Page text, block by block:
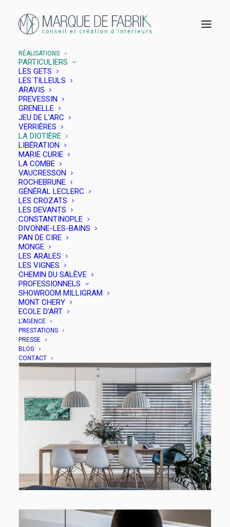
RÉALISATIONS
PARTICULIERS
LES GETS
LES TILLEULS
ARAVIS
PREVESSIN
GRENELLE
JEU DE L’ARC
VERRIÈRES
LA DIOTIÈRE
LIBÉRATION
MARIE CURIE
LA COMBE
VAUCRESSON
ROCHEBRUNE
GÉNÉRAL LECLERC
LES CROZATS
LES DEVANTS
CONSTANTINOPLE
DIVONNE-LES-BAINS
PAN DE CIRE
MONGE
LES ARALES
LES VIGNES
CHEMIN DU SALÈVE
PROFESSIONNELS
SHOWROOM MILLIGRAM
MONT CHERY
ECOLE D’ART
L’AGENCE
PRESTATIONS
PRESSE
BLOG
CONTACT
La Diotière
Haute Savoie
Décoration
àCollonges-sous-Salève,